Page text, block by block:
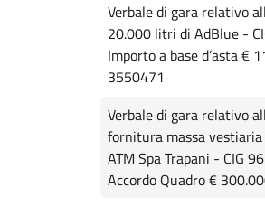
Verbale di gara relativo
20.000 litri di AdBlue -
Importo a base d’asta €
3550471
Verbale di gara relativo
fornitura massa
ATM Spa Trapani - CIG
Accordo Quadro €